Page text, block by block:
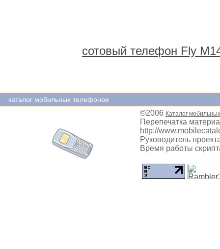
сотовый телефон Fly
каталог мобильных телефонов
©2006 Каталог
Перепечатка
http://
Руководитель
Время работы